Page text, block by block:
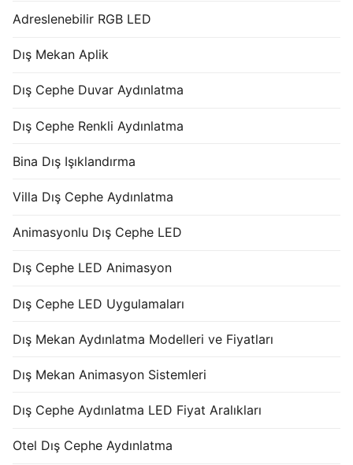
Adreslenebilir RGB LED
Dış Mekan Aplik
Dış Cephe Duvar Aydınlatma
Dış Cephe Renkli Aydınlatma
Bina Dış Işıklandırma
Villa Dış Cephe Aydınlatma
Animasyonlu Dış Cephe LED
Dış Cephe LED Animasyon
Dış Cephe LED Uygulamaları
Dış Mekan Aydınlatma Modelleri ve Fiyatları
Dış Mekan Animasyon Sistemleri
Dış Cephe Aydınlatma LED Fiyat Aralıkları
Otel Dış Cephe Aydınlatma